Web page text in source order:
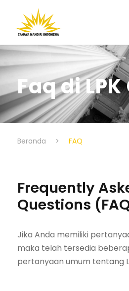
Faq di LPK
Beranda > FAQ
Frequently
Questions
Jika Anda memiliki
maka telah tersedia
pertanyaan umum tentang